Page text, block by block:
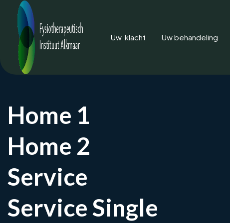
Home 1
Home 2
Service
Service Single
Uw klacht Uw behandeling